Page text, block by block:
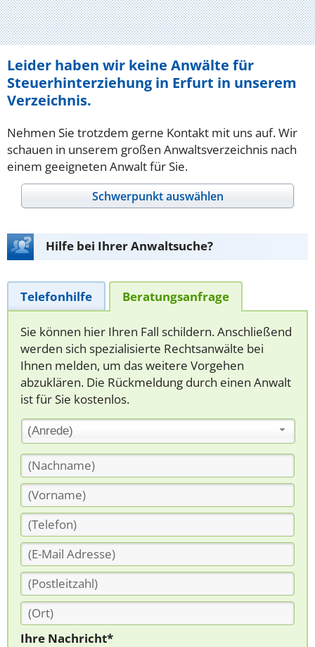
Leider haben wir keine Anwälte für
Steuerhinterziehung in Erfurt in unserem
Verzeichnis.
Nehmen Sie trotzdem gerne Kontakt mit uns auf. Wir
schauen in unserem großen Anwaltsverzeichnis nach
einem geeigneten Anwalt für Sie.
Schwerpunkt auswählen
Hilfe bei Ihrer Anwaltsuche?
Telefonhilfe Beratungsanfrage
Sie können hier Ihren Fall schildern. Anschließend
werden sich spezialisierte Rechtsanwälte bei
Ihnen melden, um das weitere Vorgehen
abzuklären. Die Rückmeldung durch einen Anwalt
ist für Sie kostenlos.
(Anrede)
Ihre Nachricht*